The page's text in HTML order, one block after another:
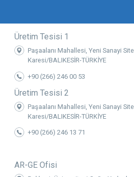
Üretim Tesisi 1
Paşaalanı Mahallesi, Yeni Sanayi
Karesi/BALIKESİR-TÜRKİYE
+90 (266) 246 00 53
Üretim Tesisi 2
Paşaalanı Mahallesi, Yeni Sanayi
Karesi/BALIKESİR-TÜRKİYE
+90 (266) 246 13 71
AR-GE Ofisi